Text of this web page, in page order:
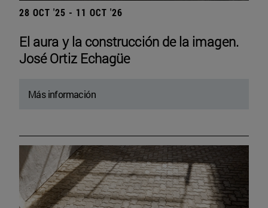
28 OCT '25 - 11 OCT '26
El aura y la construcción de la imagen.
José Ortiz Echagüe
Más información